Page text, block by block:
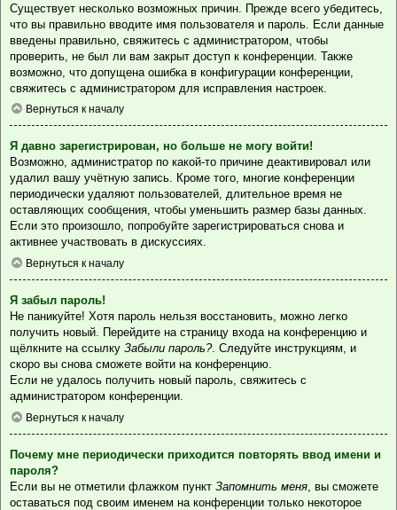
Существует несколько возможных причин. Прежде всего убедитесь,
что вы правильно вводите имя пользователя и пароль. Если данные
введены правильно, свяжитесь с администратором, чтобы
проверить, не был ли вам закрыт доступ к конференции. Также
возможно, что допущена ошибка в конфигурации конференции,
свяжитесь с администратором для исправления настроек.
Вернуться к началу
Я давно зарегистрирован, но больше не могу войти!
Возможно, администратор по какой-то причине деактивировал или
удалил вашу учётную запись. Кроме того, многие конференции
периодически удаляют пользователей, длительное время не
оставляющих сообщения, чтобы уменьшить размер базы данных.
Если это произошло, попробуйте зарегистрироваться снова и
активнее участвовать в дискуссиях.
Вернуться к началу
Я забыл пароль!
Не паникуйте! Хотя пароль нельзя восстановить, можно легко
получить новый. Перейдите на страницу входа на конференцию и
щёлкните на ссылку Забыли пароль?. Следуйте инструкциям, и
скоро вы снова сможете войти на конференцию.
Если не удалось получить новый пароль, свяжитесь с
администратором конференции.
Вернуться к началу
Почему мне периодически приходится повторять ввод имени и
пароля?
Если вы не отметили флажком пункт Запомнить меня , вы сможете
оставаться под своим именем на конференции только некоторое